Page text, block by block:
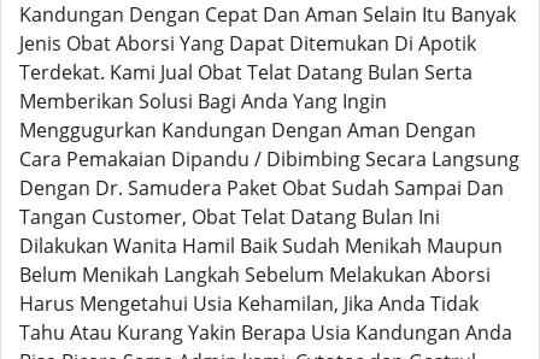
Kandungan Dengan Cepat Dan Aman Selain Itu Banyak
Jenis Obat Aborsi Yang Dapat Ditemukan Di Apotik
Terdekat. Kami Jual Obat Telat Datang Bulan Serta
Memberikan Solusi Bagi Anda Yang Ingin
Menggugurkan Kandungan Dengan Aman Dengan
Cara Pemakaian Dipandu / Dibimbing Secara Langsung
Dengan Dr. Samudera Paket Obat Sudah Sampai Dan
Tangan Customer, Obat Telat Datang Bulan Ini
Dilakukan Wanita Hamil Baik Sudah Menikah Maupun
Belum Menikah Langkah Sebelum Melakukan Aborsi
Harus Mengetahui Usia Kehamilan, Jika Anda Tidak
Tahu Atau Kurang Yakin Berapa Usia Kandungan Anda